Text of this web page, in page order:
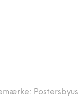
Postersbyus